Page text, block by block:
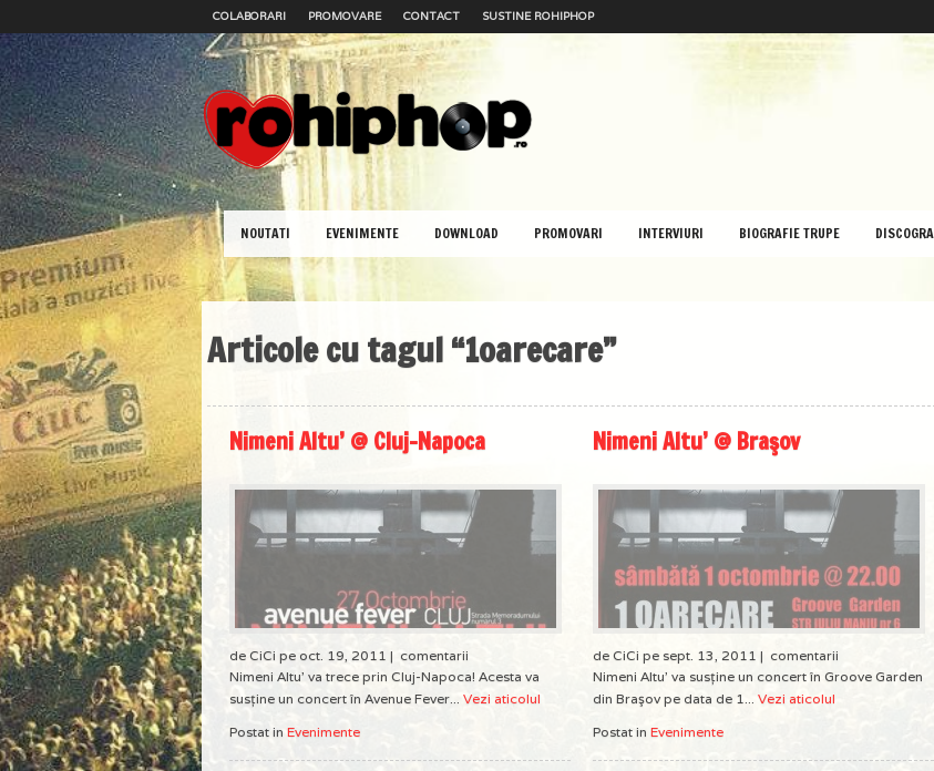
COLABORARI PROMOVARE CONTACT SUSTINE ROHIPHOP
NOUTATI EVENIMENTE DOWNLOAD PROMOVARI INTERVIURI BIOGRAFIE TRUPE
Articole cu tagul “1oarecare”
Nimeni Altu’ @ Cluj-Napoca
de CiCi pe oct. 19, 2011 | comentarii
Nimeni Altu' va trece prin Cluj-Napoca! Acesta va
susţine un concert în Avenue Fever... Vezi aticolul
Postat in Evenimente
Nimeni Altu’ @ Braşov
de CiCi pe sept. 13, 2011 | comentarii
Nimeni Altu’ va susţine un concert în Groove Garden
din Braşov pe data de 1... Vezi aticolul
Postat in Evenimente